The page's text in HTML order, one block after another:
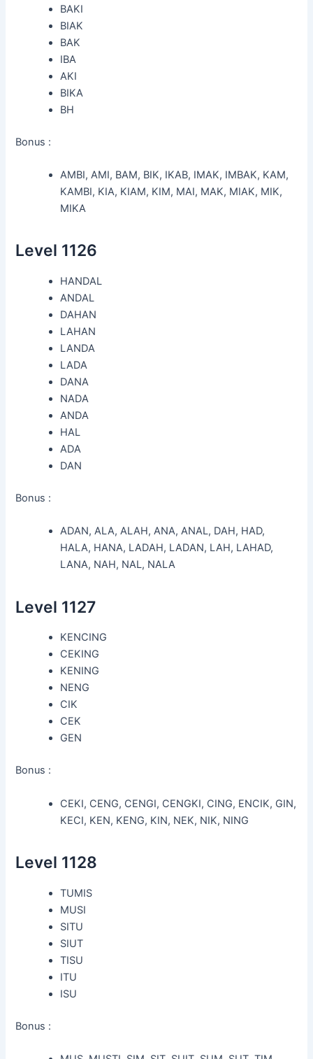
BAKI
BIAK
BAK
IBA
AKI
BIKA
BH
Bonus :
AMBI, AMI, BAM, BIK, IKAB, IMAK, IMBAK, KAM,
KAMBI, KIA, KIAM, KIM, MAI, MAK, MIAK, MIK,
MIKA
Level 1126
HANDAL
ANDAL
DAHAN
LAHAN
LANDA
LADA
DANA
NADA
ANDA
HAL
ADA
DAN
Bonus :
ADAN, ALA, ALAH, ANA, ANAL, DAH, HAD,
HALA, HANA, LADAH, LADAN, LAH, LAHAD,
LANA, NAH, NAL, NALA
Level 1127
KENCING
CEKING
KENING
NENG
CIK
CEK
GEN
Bonus :
CEKI, CENG, CENGI, CENGKI, CING, ENCIK, GIN,
KECI, KEN, KENG, KIN, NEK, NIK, NING
Level 1128
TUMIS
MUSI
SITU
SIUT
TISU
ITU
ISU
Bonus :